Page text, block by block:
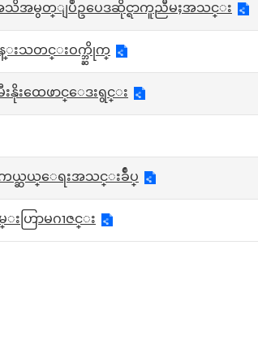
သိအမွတ္ျပဳဥပေဒဆိုင္ရာကူညီမႈအသင္း
းသတင္းဝက္ဘ္ဆိုက္
နိုးထေဖာင္ေဒးရွင္း
ကယ္ဆယ္ေရးအသင္းခ်ဳပ္
မ္းဟြာမဂၢဇင္း